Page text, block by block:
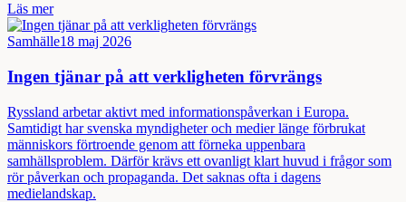
Läs mer
Samhälle18 maj 2026
Ingen tjänar på att verkligheten förvrängs
Ryssland arbetar aktivt med informationspåverkan i Europa.
Samtidigt har svenska myndigheter och medier länge förbrukat
människors förtroende genom att förneka uppenbara
samhällsproblem. Därför krävs ett ovanligt klart huvud i frågor som
rör påverkan och propaganda. Det saknas ofta i dagens
medielandskap.